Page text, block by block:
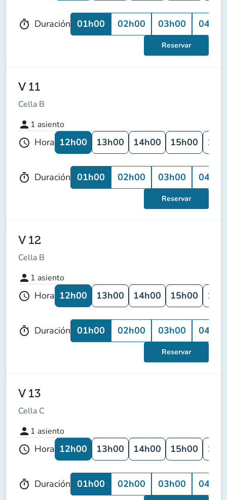
timer Duración 01h00 02h00 03h00 04h00
Reservar
V 11
Cella B
person 1 asiento
schedule Hora 12h00 13h00 14h00 15h00
timer Duración 01h00 02h00 03h00 04h00
Reservar
V 12
Cella B
person 1 asiento
schedule Hora 12h00 13h00 14h00 15h00
timer Duración 01h00 02h00 03h00 04h00
Reservar
V 13
Cella C
person 1 asiento
schedule Hora 12h00 13h00 14h00 15h00
timer Duración 01h00 02h00 03h00 04h00